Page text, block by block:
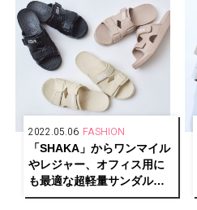
2022.05.06 FASHION
「SHAKA」からワンマイル
やレジャー、オフィス用に
も最適な超軽量サンダル・
CHILL OUT EVが登場。抽